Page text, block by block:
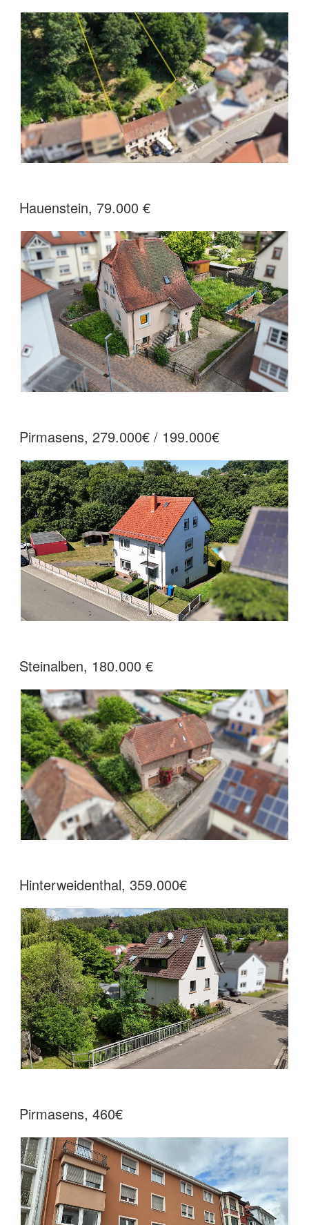
Hauenstein, 79.000 €
Pirmasens, 279.000€ / 199.000€
Steinalben, 180.000 €
Hinterweidenthal, 359.000€
Pirmasens, 460€